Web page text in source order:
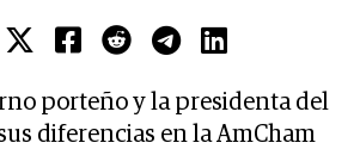
porteño y la presidenta del
diferencias en la AmCham